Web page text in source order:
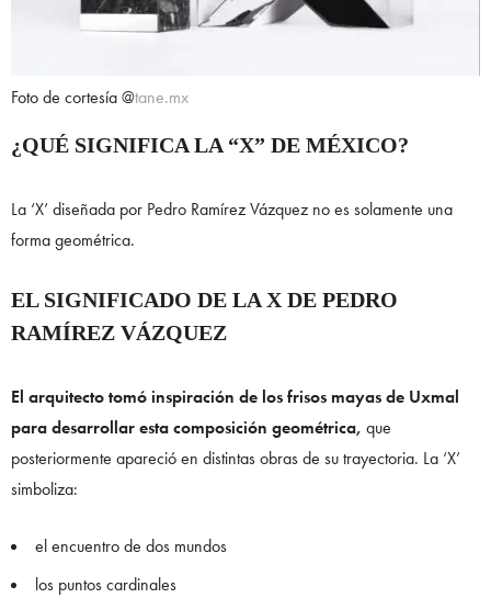
Foto de cortesía @tane.mx
¿QUÉ SIGNIFICA LA “X” DE MÉXICO?
La ‘X’ diseñada por Pedro Ramírez Vázquez no es solamente una
forma geométrica.
EL SIGNIFICADO DE LA X DE PEDRO
RAMÍREZ VÁZQUEZ
El arquitecto tomó inspiración de los frisos mayas de Uxmal
para desarrollar esta composición geométrica, que
posteriormente apareció en distintas obras de su trayectoria. La ‘X’
simboliza:
el encuentro de dos mundos
los puntos cardinales